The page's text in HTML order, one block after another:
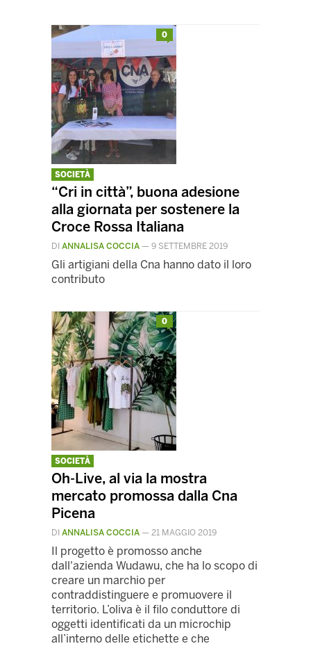
0
SOCIETÀ
“Cri in città”, buona adesione
alla giornata per sostenere la
Croce Rossa Italiana
DI ANNALISA COCCIA — 9 SETTEMBRE 2019
Gli artigiani della Cna hanno dato il loro
contributo
0
SOCIETÀ
Oh-Live, al via la mostra
mercato promossa dalla Cna
Picena
DI ANNALISA COCCIA — 21 MAGGIO 2019
Il progetto è promosso anche
dall'azienda Wudawu, che ha lo scopo di
creare un marchio per
contraddistinguere e promuovere il
territorio. L’oliva è il filo conduttore di
oggetti identificati da un microchip
all’interno delle etichette e che